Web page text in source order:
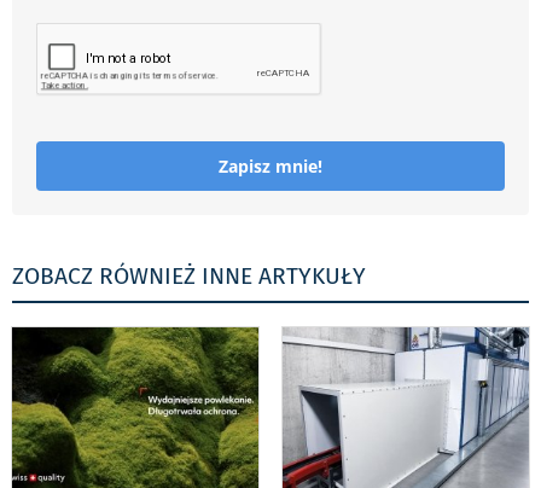
Zapisz mnie!
ZOBACZ RÓWNIEŻ INNE ARTYKUŁY